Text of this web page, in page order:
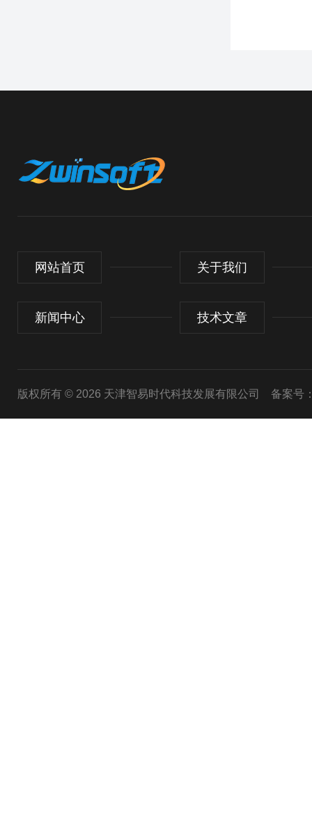
网站首页 关于我们
新闻中心 技术文章
版权所有 © 2026 天津智易时代科技发展有限公司 备案号